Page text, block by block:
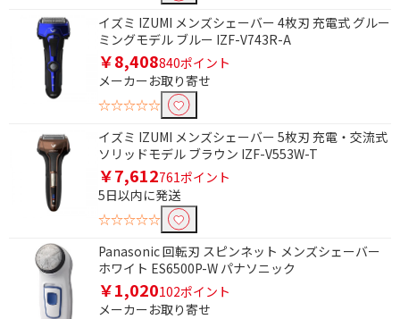
イズミ IZUMI メンズシェーバー 4枚刃 充電式 グルー
ミングモデル ブルー IZF-V743R-A
￥8,408840ポイント
メーカーお取り寄せ
☆☆☆☆☆
イズミ IZUMI メンズシェーバー 5枚刃 充電・交流式
ソリッドモデル ブラウン IZF-V553W-T
￥7,612761ポイント
5日以内に発送
☆☆☆☆☆
Panasonic 回転刃 スピンネット メンズシェーバー
ホワイト ES6500P-W パナソニック
￥1,020102ポイント
メーカーお取り寄せ
価格で絞り込む
電源方式で絞り込む
充電式
AC電源・充電式
交流充電式
種類で絞り込む
鼻毛カッター